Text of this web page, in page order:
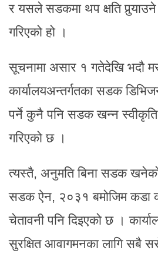
र यसले सडकमा थप क्षति पुर्‍याउने
गरिएको हो ।
सूचनामा असार १ गतेदेखि भदौ
कार्यालयअन्तर्गतका सडक
पर्ने कुनै पनि सडक खन्न
गरिएको छ ।
त्यस्तै, अनुमति बिना सडक खनेको
सडक ऐन, २०३१ बमोजिम कडा
चेतावनी पनि दिइएको छ ।
सुरक्षित आवागमनका लागि सबै